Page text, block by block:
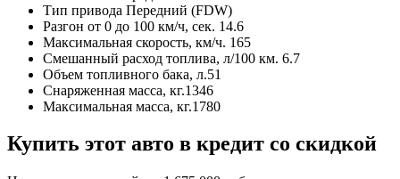
Тип привода Передний (FDW)
Разгон от 0 до 100 км/ч, сек. 14.6
Максимальная скорость, км/ч. 165
Смешанный расход топлива, л/100 км. 6.7
Объем топливного бака, л.51
Снаряженная масса, кг.1346
Максимальная масса, кг.1780
Купить этот авто в кредит со скидкой